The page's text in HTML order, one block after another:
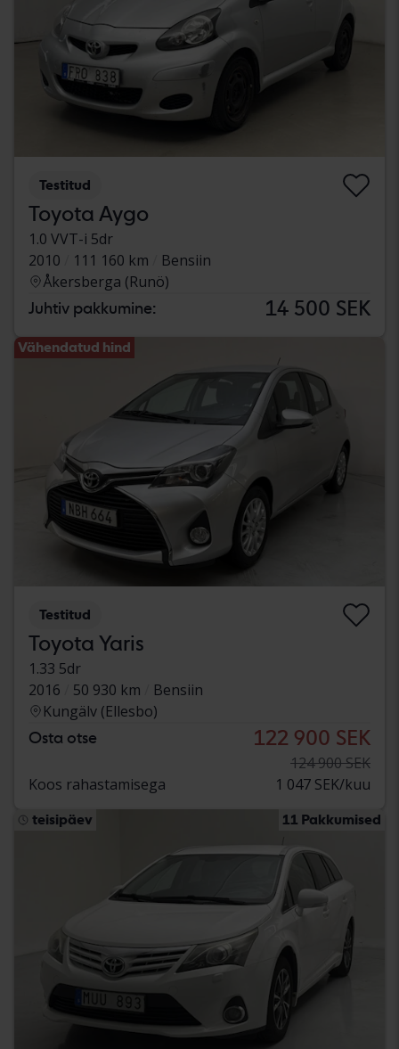
Testitud
Toyota Aygo
1.0 VVT-i 5dr
2010
111 160 km
Bensiin
Åkersberga (Runö)
Juhtiv pakkumine: 14 500 SEK
Vähendatud hind
Testitud
Toyota Yaris
1.33 5dr
2016
50 930 km
Bensiin
Kungälv (Ellesbo)
Osta otse 122 900 SEK
124 900 SEK
Koos rahastamisega
1 047 SEK/kuu
teisipäev 11 Pakkumised